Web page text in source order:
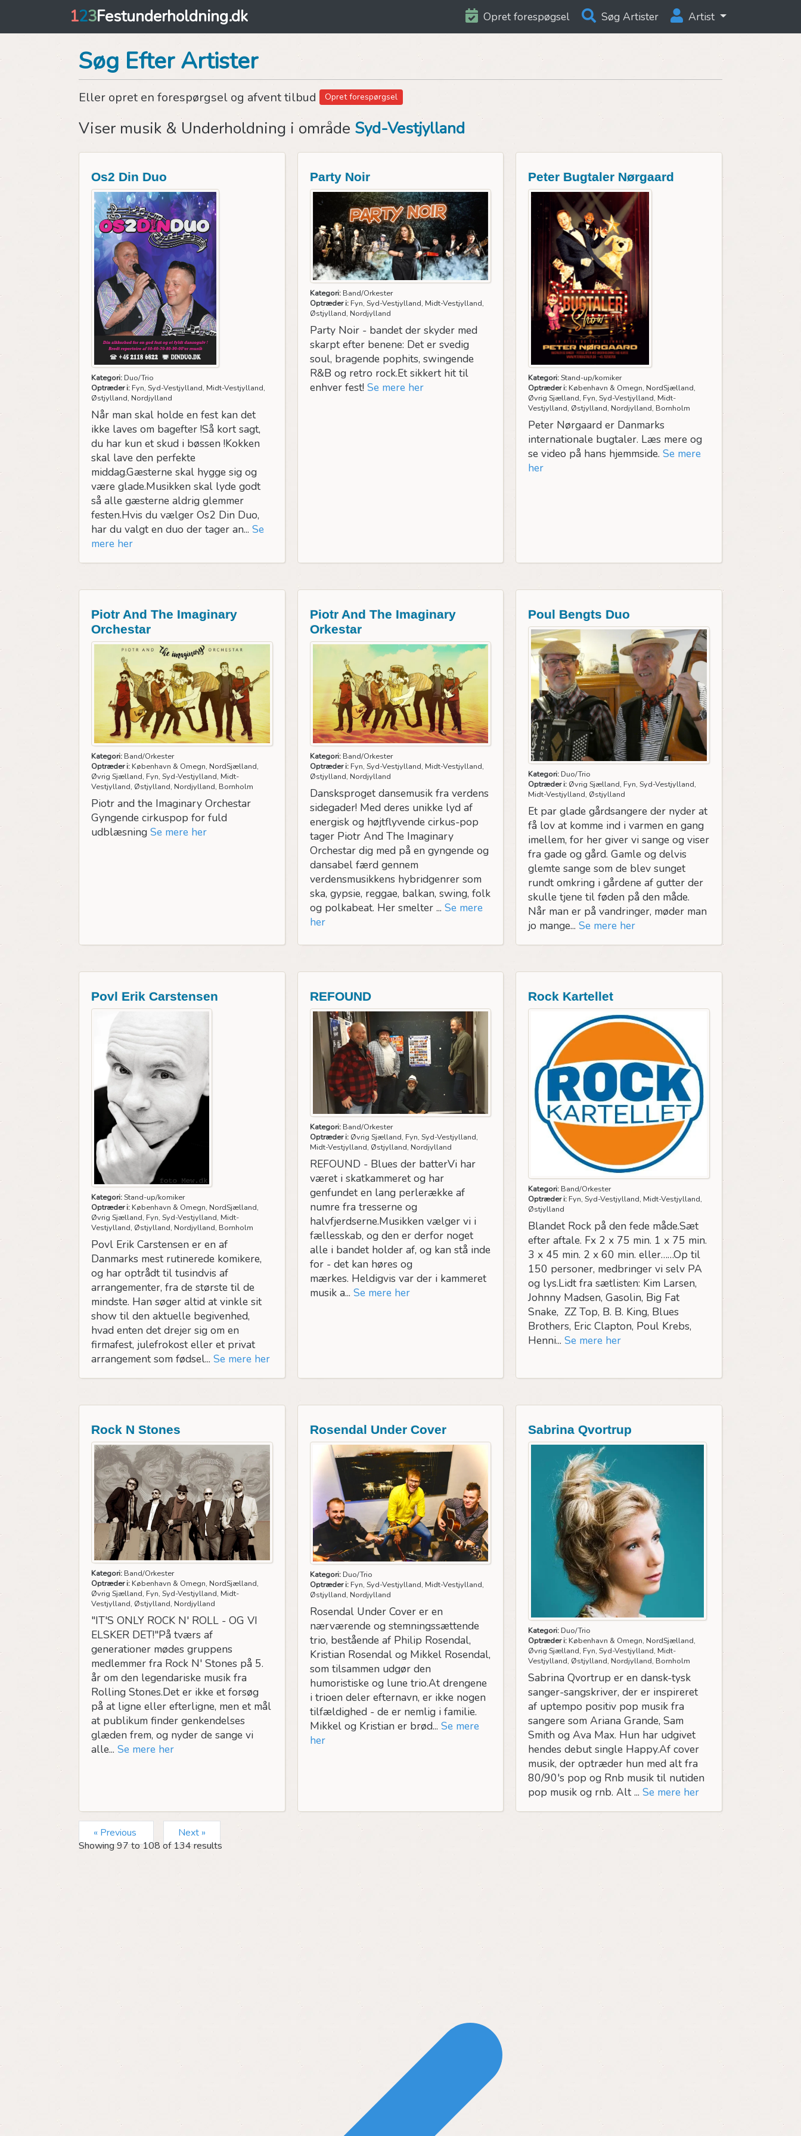
123Festunderholdning.dk Opret forespøgsel Søg Artister Artist
Søg Efter Artister
Eller opret en forespørgsel og afvent tilbud Opret forespørgsel
Viser musik & Underholdning i område Syd-Vestjylland
Os2 Din Duo
Kategori: Duo/Trio
Optræder i: Fyn, Syd-Vestjylland, Midt-Vestjylland,
Østjylland, Nordjylland
Når man skal holde en fest kan det
ikke laves om bagefter !Så kort sagt,
du har kun et skud i bøssen !Kokken
skal lave den perfekte
middag.Gæsterne skal hygge sig og
være glade.Musikken skal lyde godt
så alle gæsterne aldrig glemmer
festen.Hvis du vælger Os2 Din Duo,
har du valgt en duo der tager an... Se
mere her
Party Noir
Kategori:Band/Orkester
Optræder i:Fyn, Syd-Vestjylland, Midt-Vestjylland,
Østjylland, Nordjylland
Party Noir - bandet der skyder med
skarpt efter benene: Det er svedig
soul, bragende pophits, swingende
R&B og retro rock.Et sikkert hit til
enhver fest! Se mere her
Peter Bugtaler Nørgaard
Kategori:Stand-up/komiker
Optræder i: København & Omegn, NordSjælland,
Øvrig Sjælland, Fyn, Syd-Vestjylland, Midt-
Vestjylland, Østjylland, Nordjylland, Bornholm
Peter Nørgaard er Danmarks
internationale bugtaler. Læs mere og
se video på hans hjemmside.Se mere
her
Piotr And The Imaginary
Orchestar
Kategori: Band/Orkester
Optræder i: København & Omegn, NordSjælland,
Øvrig Sjælland, Fyn, Syd-Vestjylland, Midt-
Vestjylland, Østjylland, Nordjylland, Bornholm
Piotr and the Imaginary Orchestar
Gyngende cirkuspop for fuld
udblæsning Se mere her
Piotr And The Imaginary
Orkestar
Kategori:Band/Orkester
Optræder i:Fyn, Syd-Vestjylland, Midt-Vestjylland,
Østjylland, Nordjylland
Dansksproget dansemusik fra verdens
sidegader! Med deres unikke lyd af
energisk og højtflyvende cirkus-pop
tager Piotr And The Imaginary
Orchestar dig med på en gyngende og
dansabel færd gennem
verdensmusikkens hybridgenrer som
ska, gypsie, reggae, balkan, swing, folk
og polkabeat. Her smelter ... Se mere
her
Poul Bengts Duo
Kategori: Duo/Trio
Optræder i: Øvrig Sjælland, Fyn, Syd-Vestjylland,
Midt-Vestjylland, Østjylland
Et par glade gårdsangere der nyder at
få lov at komme ind i varmen en gang
imellem, for her giver vi sange og viser
fra gade og gård. Gamle og delvis
glemte sange som de blev sunget
rundt omkring i gårdene af gutter der
skulle tjene til føden på den måde.
Når man er på vandringer, møder man
jo mange...Se mere her
Povl Erik Carstensen
Kategori:Stand-up/komiker
Optræder i: København & Omegn, NordSjælland,
Øvrig Sjælland, Fyn, Syd-Vestjylland, Midt-
Vestjylland, Østjylland, Nordjylland, Bornholm
Povl Erik Carstensen er en af
Danmarks mest rutinerede komikere,
og har optrådt til tusindvis af
arrangementer, fra de største til de
mindste. Han søger altid at vinkle sit
show til den aktuelle begivenhed,
hvad enten det drejer sig om en
firmafest, julefrokost eller et privat
arrangement som fødsel... Se mere her
REFOUND
Kategori:Band/Orkester
Optræder i:Øvrig Sjælland, Fyn, Syd-Vestjylland,
Midt-Vestjylland, Østjylland, Nordjylland
REFOUND - Blues der batterVi har
været i skatkammeret og har
genfundet en lang perlerække af
numre fra tresserne og
halvfjerdserne.Musikken vælger vi i
fællesskab, og den er derfor noget
alle i bandet holder af, og kan stå inde
for - det kan høres og
mærkes. Heldigvis var der i kammeret
musik a... Se mere her
Rock Kartellet
Kategori: Band/Orkester
Optræder i: Fyn, Syd-Vestjylland, Midt-Vestjylland,
Østjylland
Blandet Rock på den fede måde.Sæt
efter aftale. Fx 2 x 75 min. 1 x 75 min.
3 x 45 min. 2 x 60 min. eller……Op til
150 personer, medbringer vi selv PA
og lys.Lidt fra sætlisten: Kim Larsen,
Johnny Madsen, Gasolin, Big Fat
Snake, ZZ Top, B. B. King, Blues
Brothers, Eric Clapton, Poul Krebs,
Henni...Se mere her
Rock N Stones
Kategori: Band/Orkester
Optræder i: København & Omegn, NordSjælland,
Øvrig Sjælland, Fyn, Syd-Vestjylland, Midt-
Vestjylland, Østjylland, Nordjylland
"IT'S ONLY ROCK N' ROLL - OG VI
ELSKER DET!"På tværs af
generationer mødes gruppens
medlemmer fra Rock N' Stones på 5.
år om den legendariske musik fra
Rolling Stones.Det er ikke et forsøg
på at ligne eller efterligne, men et mål
at publikum finder genkendelses
glæden frem, og nyder de sange vi
alle... Se mere her
Rosendal Under Cover
Kategori:Duo/Trio
Optræder i:Fyn, Syd-Vestjylland, Midt-Vestjylland,
Østjylland, Nordjylland
Rosendal Under Cover er en
nærværende og stemningssættende
trio, bestående af Philip Rosendal,
Kristian Rosendal og Mikkel Rosendal,
som tilsammen udgør den
humoristiske og lune trio.At drengene
i trioen deler efternavn, er ikke nogen
tilfældighed - de er nemlig i familie.
Mikkel og Kristian er brød... Se mere
her
Sabrina Qvortrup
Kategori: Duo/Trio
Optræder i: København & Omegn, NordSjælland,
Øvrig Sjælland, Fyn, Syd-Vestjylland, Midt-
Vestjylland, Østjylland, Nordjylland, Bornholm
Sabrina Qvortrup er en dansk-tysk
sanger-sangskriver, der er inspireret
af uptempo positiv pop musik fra
sangere som Ariana Grande, Sam
Smith og Ava Max. Hun har udgivet
hendes debut single Happy.Af cover
musik, der optræder hun med alt fra
80/90's pop og Rnb musik til nutiden
pop musik og rnb. Alt ...Se mere her
« Previous
Next »
Showing97to108 of134results